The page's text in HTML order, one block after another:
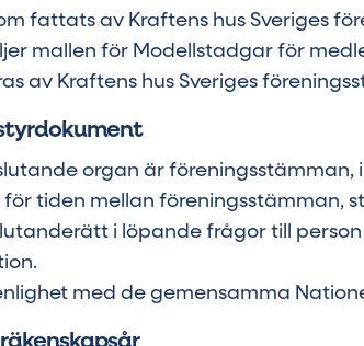
fattats av Kraftens hus Sveriges
mallen för Modellstadgar för
av Kraftens hus Sveriges
organ är
tiden mellan föreningsstämman,
i löpande frågor till
med de gemensamma